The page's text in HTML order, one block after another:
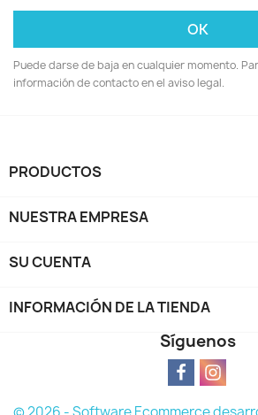
Puede darse de baja en cualquier momento.
información de contacto en el aviso legal.
PRODUCTOS
NUESTRA EMPRESA
SU CUENTA
INFORMACIÓN DE LA TIENDA
Síguenos